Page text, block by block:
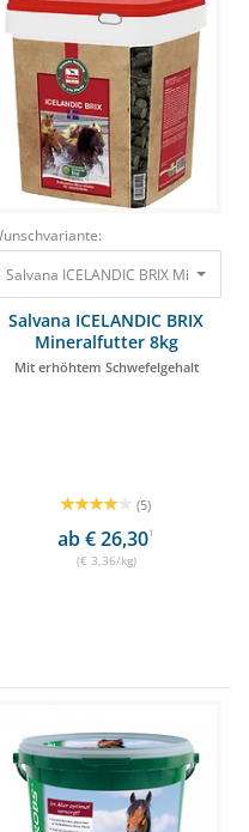
Stärkegehalt 24,00 €
Salvana ICELANDIC BRIX
Salvana ICELANDIC BRIX
Mineralfutter 8kg
Mit erhöhtem Schwefelgehalt
(5)
ab € 26,301
(€ 3,36/kg)